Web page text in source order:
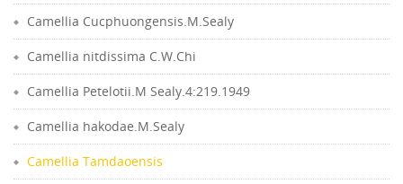
Camellia Cucphuongensis.M.Sealy
Camellia nitdissima C.W.Chi
Camellia Petelotii.M Sealy.4:219.1949
Camellia hakodae.M.Sealy
Camellia Tamdaoensis